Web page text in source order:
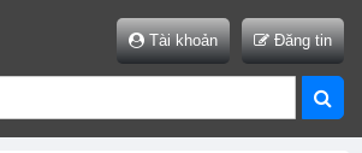
Tài khoản Đăng tin